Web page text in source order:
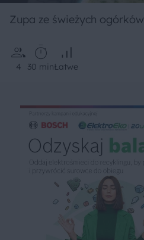
Zupa ze świeżych ogórków
4 30 minŁatwe